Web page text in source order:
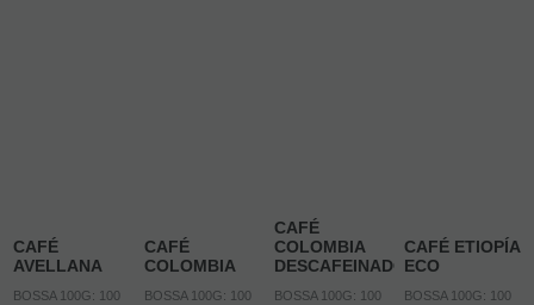
CAFÉ
AVELLANA
BOSSA 100G: 100
CAFÉ
COLOMBIA
BOSSA 100G: 100
CAFÉ
COLOMBIA
DESCAFEINADO
BOSSA 100G: 100
CAFÉ ETIOPÍA
ECO
BOSSA 100G: 100